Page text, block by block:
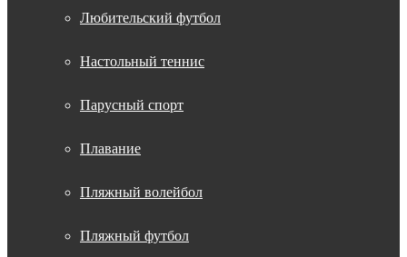
Любительский футбол
Настольный теннис
Парусный спорт
Плавание
Пляжный волейбол
Пляжный футбол